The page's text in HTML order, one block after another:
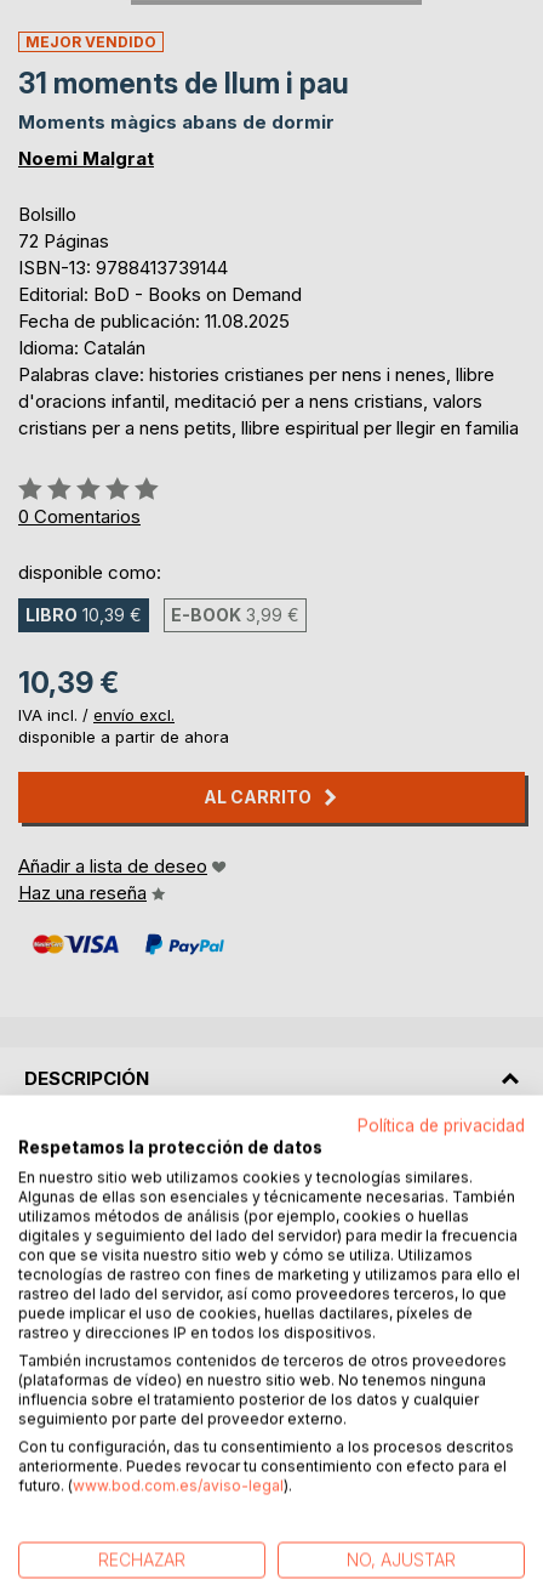
MEJOR VENDIDO
31 moments de llum i pau
Moments màgics abans de dormir
Noemi Malgrat
Bolsillo
72 Páginas
ISBN-13: 9788413739144
Editorial: BoD - Books on Demand
Fecha de publicación: 11.08.2025
Idioma: Catalán
Palabras clave: histories cristianes per nens i nenes, llibre
d'oracions infantil, meditació per a nens cristians, valors
cristians per a nens petits, llibre espiritual per llegir en familia
Rating:
0%
0 Comentarios
disponible como:
LIBRO 10,39 € E-BOOK 3,99 €
10,39 €
IVA incl. / envío excl.
disponible a partir de ahora
AL CARRITO
Añadir a lista de deseo
Haz una reseña
DESCRIPCIÓN
Aquest llibre neix de l´amor serè d´una mare que vol
caminar, cada vespre, al costat dels seus fills, guiant-los
cap a la pau, la fe i la llum que ja habiten dins seu. És una
invitació diària a tornar al cor, on resideix la presència
divina.
Conté contes curts, pregàries i afirmacions que brollen de
la senzillesa i l´amor sincer, pensades per sembrar valors
com la bondat, la gratitud, la confiança i l´amor cap a Déu.
Són històries que no tan sols s´expliquen: es respiren, es
senten, es viuen.
Cada pàgina és com un estel encès en la nit: convida a
somiar, a sentir-se estimat, i a confiar que Déu ens
Política de privacidad
Respetamos la protección de datos
En nuestro sitio web utilizamos cookies y tecnologías similares.
Algunas de ellas son esenciales y técnicamente necesarias. También
utilizamos métodos de análisis (por ejemplo, cookies o huellas
digitales y seguimiento del lado del servidor) para medir la frecuencia
con que se visita nuestro sitio web y cómo se utiliza. Utilizamos
tecnologías de rastreo con fines de marketing y utilizamos para ello el
rastreo del lado del servidor, así como proveedores terceros, lo que
puede implicar el uso de cookies, huellas dactilares, píxeles de
rastreo y direcciones IP en todos los dispositivos.
También incrustamos contenidos de terceros de otros proveedores
(plataformas de vídeo) en nuestro sitio web. No tenemos ninguna
influencia sobre el tratamiento posterior de los datos y cualquier
seguimiento por parte del proveedor externo.
Con tu configuración, das tu consentimiento a los procesos descritos
anteriormente. Puedes revocar tu consentimiento con efecto para el
futuro. (www.bod.com.es/aviso-legal).
RECHAZAR NO, AJUSTAR